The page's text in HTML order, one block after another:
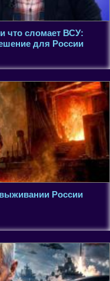
что сломает ВСУ:
для России
России